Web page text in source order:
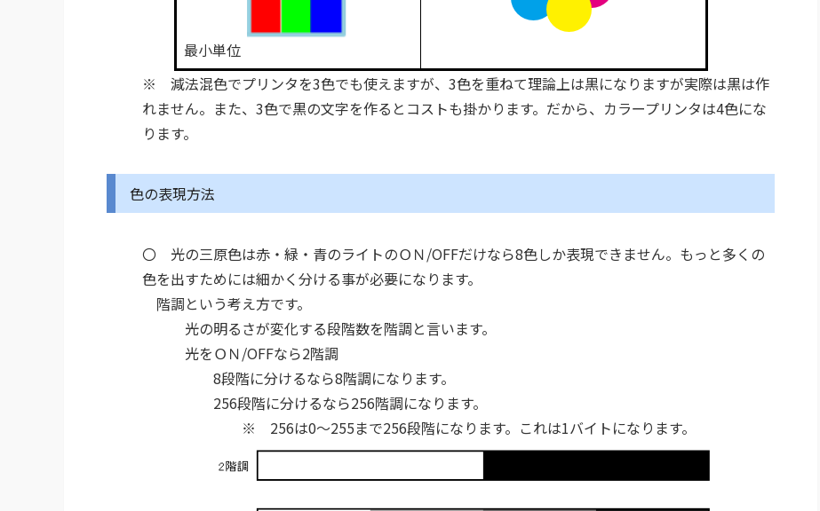
最小単位
※ 減法混色​でプリンタを3色でも使えますが、3色を重ねて理論上は黒になりますが実際は黒は作
れません。また、3色で黒の文字を作るとコストも掛かります。だから、カラープリンタは4色にな
ります。
色の表現方法
〇 光の三原色は赤・緑・青のライトのＯＮ/OFFだけなら8色しか表現できません。もっと多くの
色を出すためには細かく分ける事が必要になります。
階調という考え方です。
光の明るさが変化する段階数を階調と言います。
光をＯＮ/OFFなら2階調
8段階に分けるなら8階調になります。
256段階に分けるなら256階調になります。
※ 256は0～255まで256段階になります。これは1バイトになります。